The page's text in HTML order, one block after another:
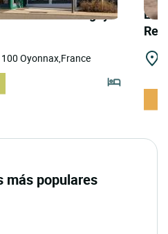
du Haut-Bugey
Oyonnax,France
más populares